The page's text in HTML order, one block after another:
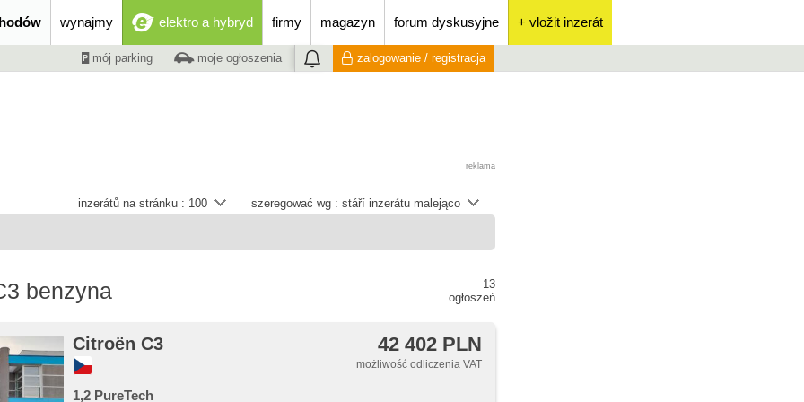
wynajmy elektro a hybryd firmy magazyn forum dyskusyjne + vložit inzerát
mój parking moje ogłoszenia zalogowanie / registracja
reklama
szeregować wg : stáří inzerátu malejąco
inzerátů na stránku : 100
benzyna
13
ogłoszeń
Citroën C3 42 402 PLN
możliwość odliczenia VAT
1,2 PureTech